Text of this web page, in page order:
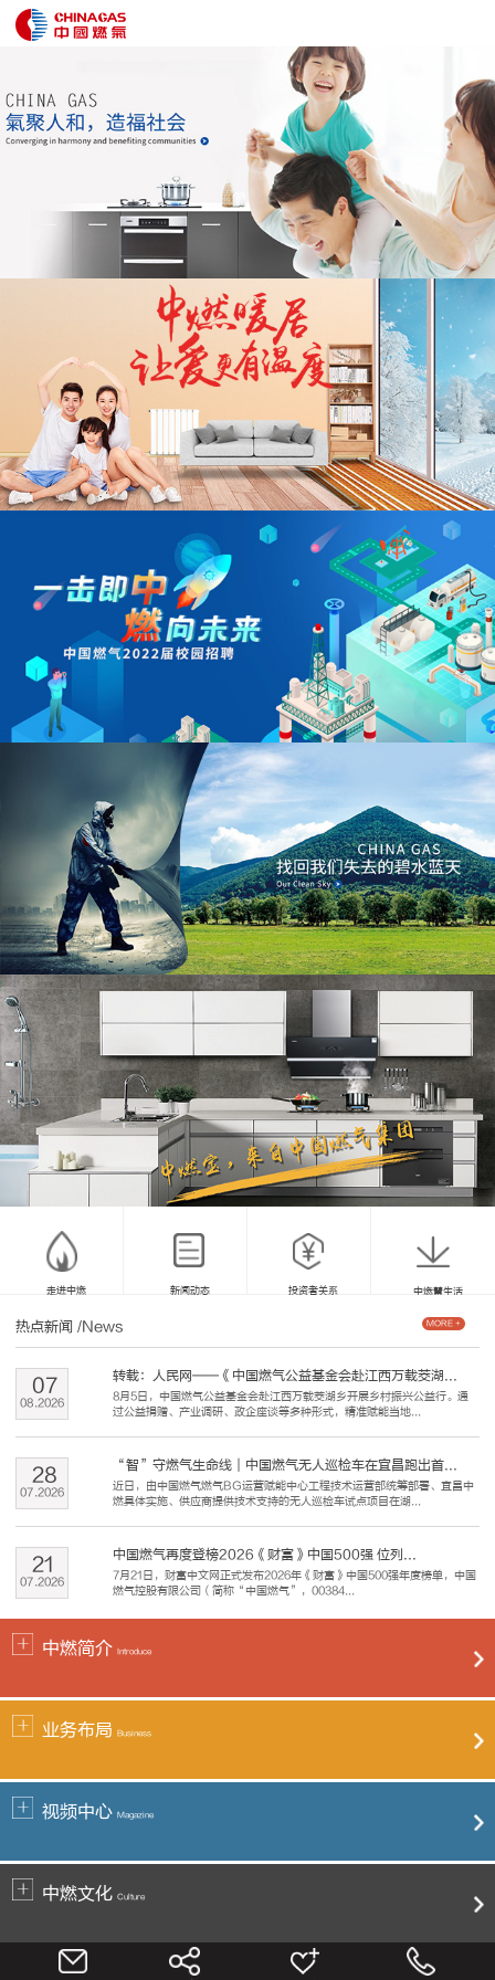
走进中燃 新闻动态 投资者关系 中燃慧生活
热点新闻 /News
转载：人民网——《中国燃气公益基金会赴江西万载茭湖...
8月5日，中国燃气公益基金会赴江西万载茭湖乡开展乡村振兴公益行。通
过公益捐赠、产业调研、政企座谈等多种形式，精准赋能当地...
08.2026
07
“智”守燃气生命线｜中国燃气无人巡检车在宜昌跑出首...
近日，由中国燃气燃气BG运营赋能中心工程技术运营部统筹部署、宜昌中
燃具体实施、供应商提供技术支持的无人巡检车试点项目在湖...
07.2026
28
中国燃气再度登榜2026《财富》中国500强 位列...
7月21日，财富中文网正式发布2026年《财富》中国500强年度榜单，中国
燃气控股有限公司（简称“中国燃气”，00384...
07.2026
21
MORE +
中燃简介 Introduce
业务布局 Business
视频中心 Magazine
中燃文化 Culture